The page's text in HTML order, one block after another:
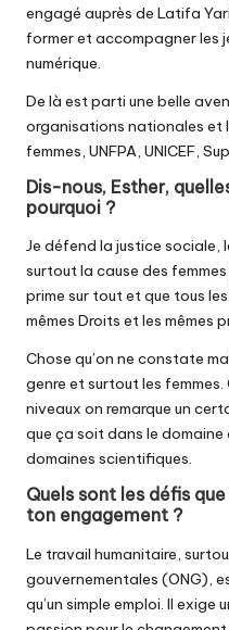
engagé auprès de Latifa
former et accompagner les
numérique.
De là est parti une belle
organisations nationales et
femmes, UNFPA, UNICEF,
Dis-nous, Esther,
pourquoi ?
Je défend la justice sociale,
surtout la cause des femmes
prime sur tout et que tous
mêmes Droits et les mêmes
Chose qu’on ne constate
genre et surtout les
niveaux on remarque un
que ça soit dans le domaine
domaines scientifiques.
Quels sont les défis
ton engagement ?
Le travail humanitaire,
gouvernementales (ONG),
qu’un simple emploi. Il exige